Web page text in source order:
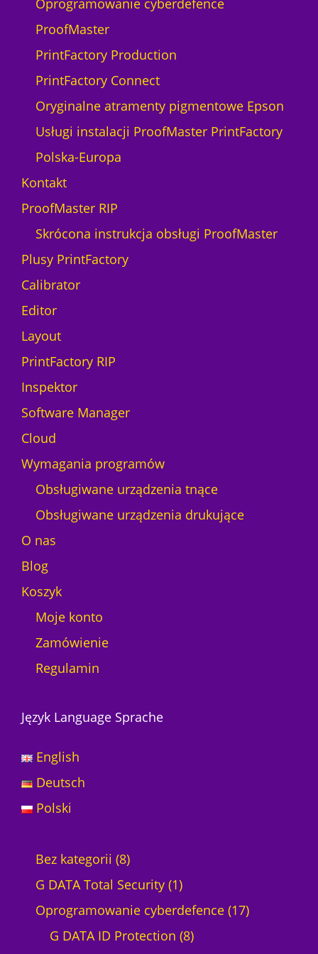
Oprogramowanie cyberdefence
ProofMaster
PrintFactory Production
PrintFactory Connect
Oryginalne atramenty pigmentowe Epson
Usługi instalacji ProofMaster PrintFactory
Polska-Europa
Kontakt
ProofMaster RIP
Skrócona instrukcja obsługi ProofMaster
Plusy PrintFactory
Calibrator
Editor
Layout
PrintFactory RIP
Inspektor
Software Manager
Cloud
Wymagania programów
Obsługiwane urządzenia tnące
Obsługiwane urządzenia drukujące
O nas
Blog
Koszyk
Moje konto
Zamówienie
Regulamin
Język Language Sprache
English
Deutsch
Polski
Bez kategorii 88
p
r
o
G DATA Total Security 11
p
r
Oprogramowanie cyberdefence 171
G DATA ID Protection 88